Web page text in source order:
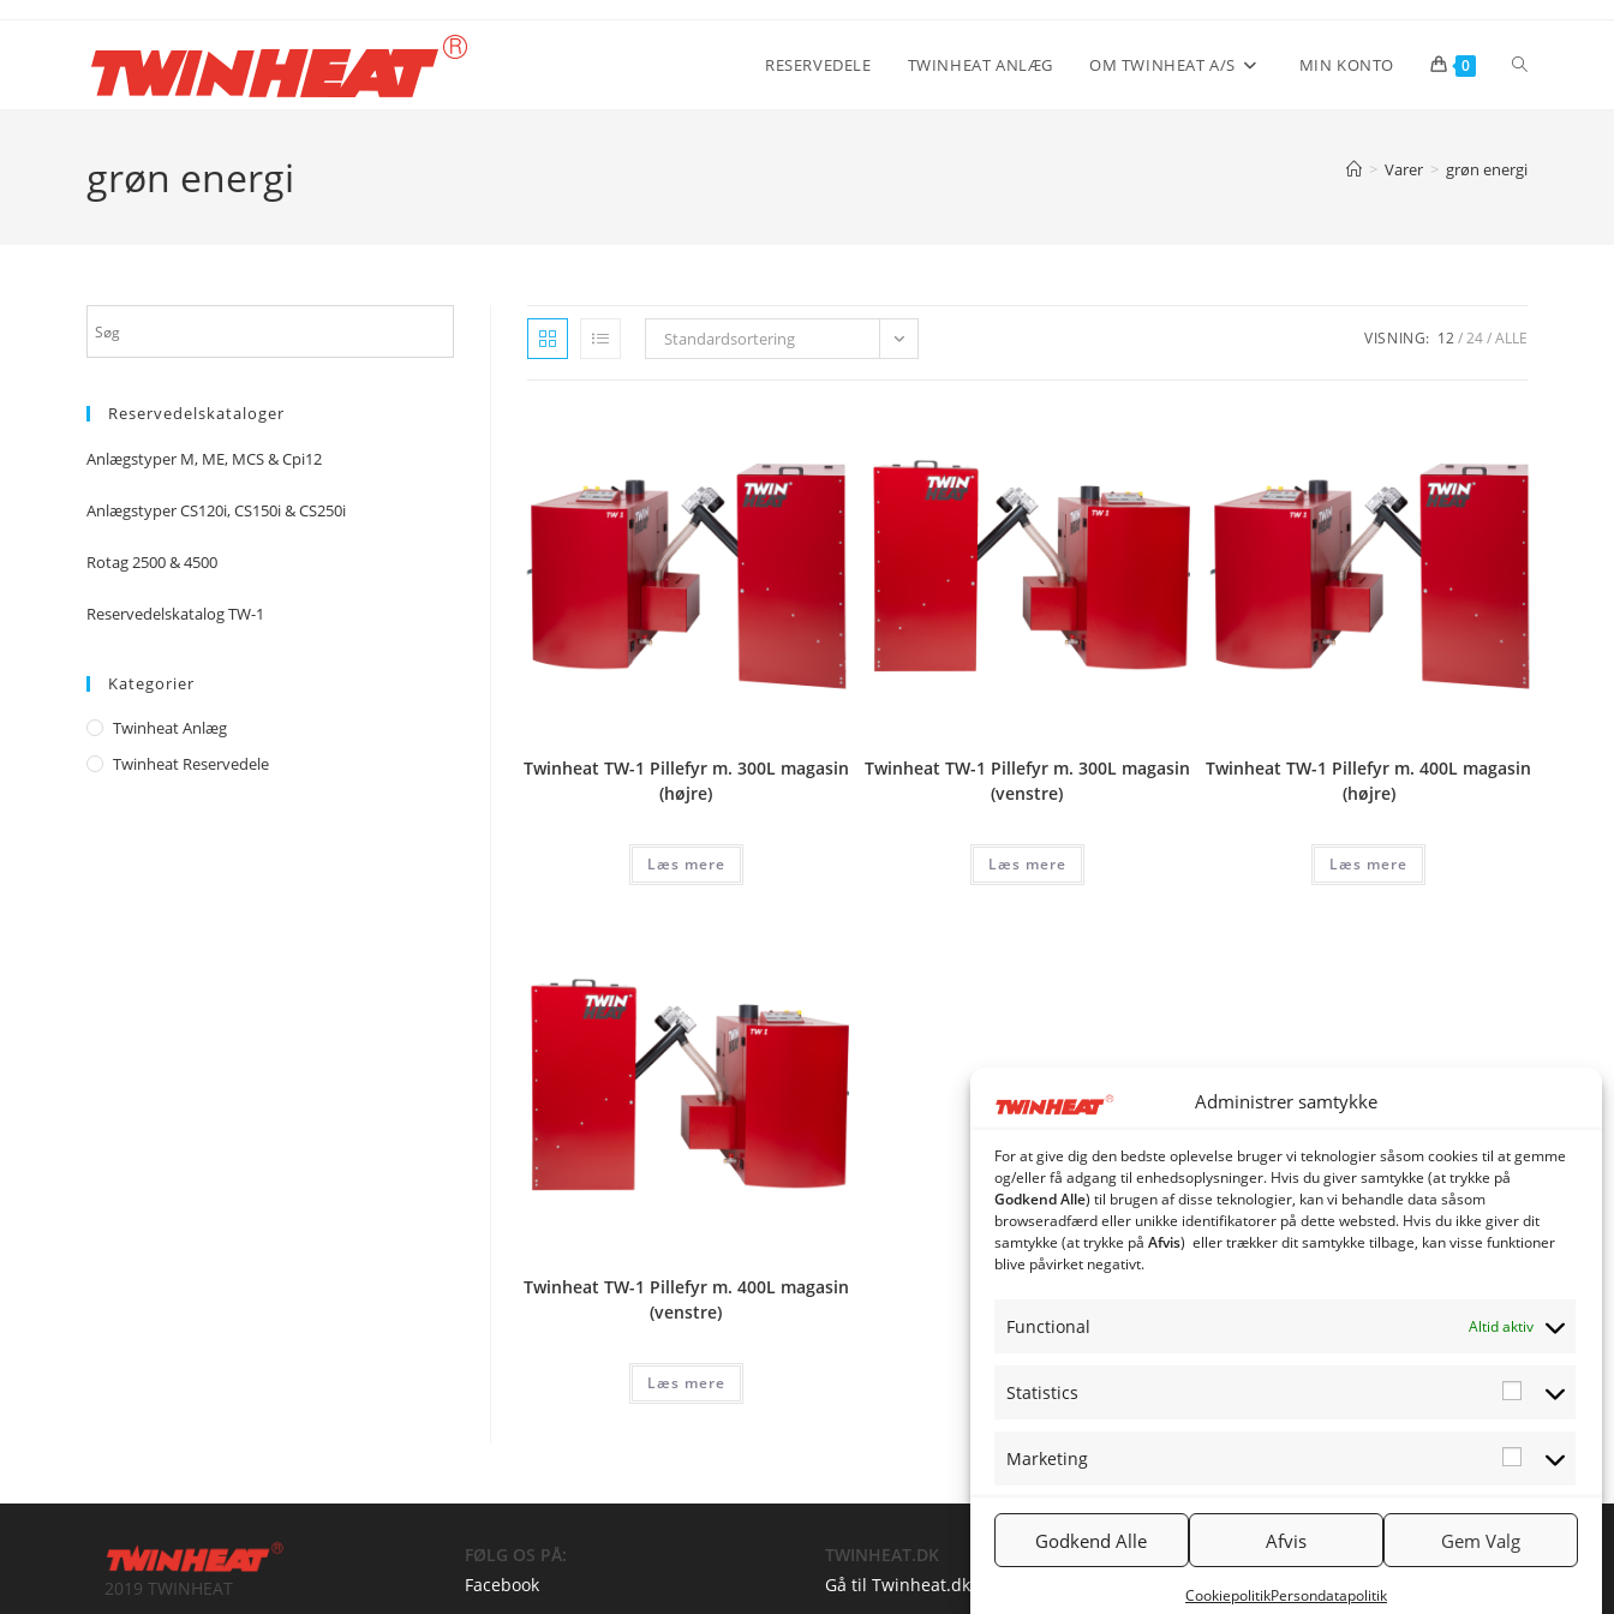
Administrer samtykke
For at give dig den bedste oplevelse bruger vi teknologier såsom cookies til at gemme
og/eller få adgang til enhedsoplysninger. Hvis du giver samtykke (at trykke på
Godkend Alle) til brugen af ​​disse teknologier, kan vi behandle data såsom
browseradfærd eller unikke identifikatorer på dette websted. Hvis du ikke giver dit
samtykke (at trykke på Afvis) eller trækker dit samtykke tilbage, kan visse funktioner
blive påvirket negativt.
Functional Altid aktiv
Statistics
Statistics
Marketing
Marketing
Godkend Alle Afvis Gem Valg
CookiepolitikPersondatapolitik
RESERVEDELE TWINHEAT ANLÆG OM TWINHEAT A/S MIN KONTO 0 Toggle
grøn energi > Varer > grøn energi
Standardsortering VISNING: 12 24 ALLE
Twinheat TW-1 Pillefyr m. 300L magasin
(højre)
Læs mere
Twinheat TW-1 Pillefyr m. 300L magasin
(venstre)
Læs mere
Twinheat TW-1 Pillefyr m. 400L magasin
(højre)
Læs mere
Twinheat TW-1 Pillefyr m. 400L magasin
(venstre)
Læs mere
Reservedelskataloger
Anlægstyper M, ME, MCS & Cpi12
Anlægstyper CS120i, CS150i & CS250i
Rotag 2500 & 4500
Reservedelskatalog TW-1
Kategorier
Twinheat Anlæg
Twinheat Reservedele
2019 TWINHEAT
FØLG OS PÅ:
Facebook
TWINHEAT.DK
Gå til Twinheat.dk
NYHEDSBREV